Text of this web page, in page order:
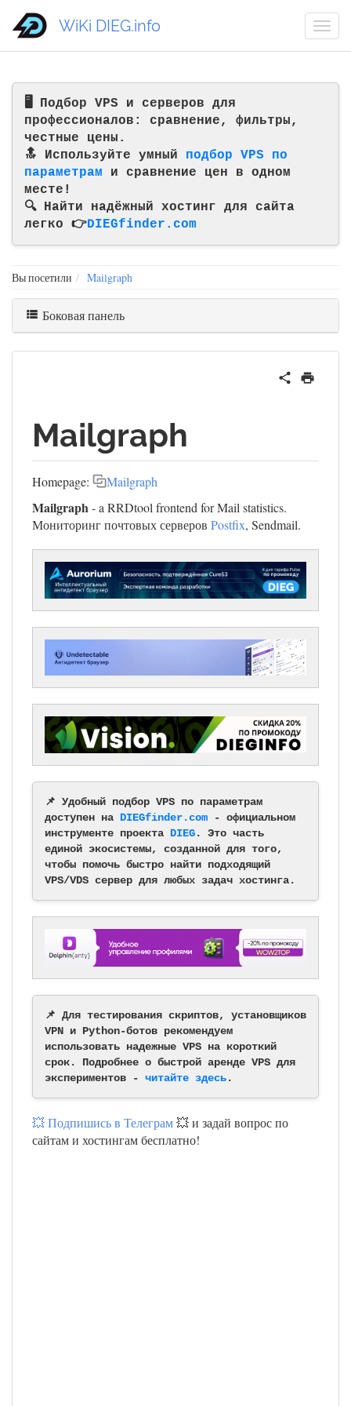
🖥️ Подбор VPS и серверов для
профессионалов: сравнение, фильтры,
честные цены.
🔝 Используйте умный подбор VPS по
параметрам и сравнение цен в одном
месте!
🔍 Найти надёжный хостинг для сайта
легко 👉DIEGfinder.com
WiKi DIEG.info
Вы посетили Mailgraph
Боковая панель
Mailgraph
Homepage: Mailgraph
Mailgraph- a RRDtool frontend for Mail statistics.
Мониторинг почтовых серверов Postfix, Sendmail.
📌 Удобный подбор VPS по параметрам
доступен на DIEGfinder.com - официальном
инструменте проекта DIEG. Это часть
единой экосистемы, созданной для того,
чтобы помочь быстро найти подходящий
VPS/VDS сервер для любых задач хостинга.
📌 Для тестирования скриптов, установщиков
VPN и Python-ботов рекомендуем
использовать надежные VPS на короткий
срок. Подробнее о быстрой аренде VPS для
экспериментов - читайте здесь.
💥 Подпишись в Телеграм💥 и задай вопрос по
сайтам и хостингам бесплатно!